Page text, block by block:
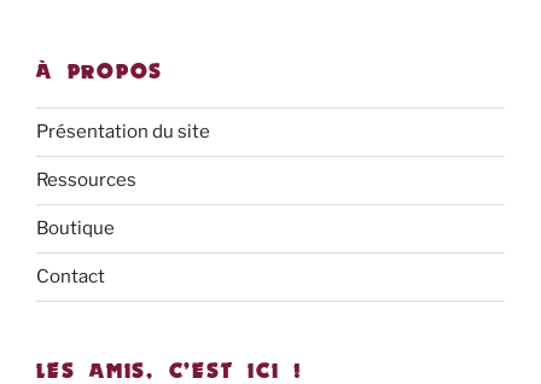
À PROPOS
Présentation du site
Ressources
Boutique
Contact
LES AMIS, C’EST ICI !